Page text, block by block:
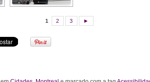
1 2 3 ►